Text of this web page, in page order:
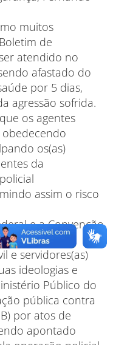
muitos
de
atendido no
afastado do
por 5 dias,
agressão sofrida.
os agentes
os(as)
da
assim o risco
e a Convenção
da liberdade
e servidores(as)
ideologias e
Público do
pública contra
por atos de
apontado